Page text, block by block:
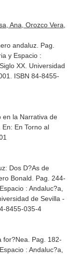
Ana, Orozco Vera,
andaluz. Pag.
y Espacio :
XX. Universidad
ISBN 84-8455-
en la Narrativa de
En: En Torno al
Dos D?As de
Bonald. Pag. 244-
: Andaluc?a,
de Sevilla -
8455-035-4
for?Nea. Pag. 182-
: Andaluc?a,